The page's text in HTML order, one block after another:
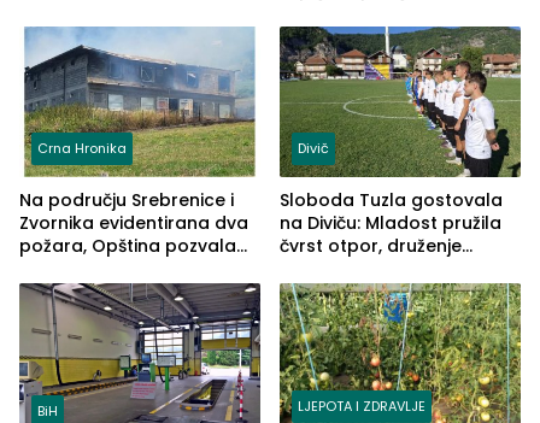
nestašice vode
Crna Hronika
Na području Srebrenice i
Zvornika evidentirana dva
požara, Opština pozvala
Divič
Sloboda Tuzla gostovala
na Diviču: Mladost pružila
čvrst otpor, druženje
jezera
BiH LJEPOTA I ZDRAVLJE